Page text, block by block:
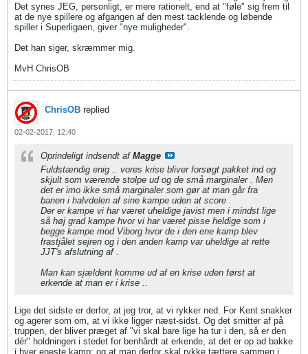
Det synes JEG, personligt, er mere rationelt, end at "føle" sig frem til
at de nye spillere og afgangen af den mest tacklende og løbende
spiller i Superligaen, giver "nye muligheder".
Det han siger, skræmmer mig.
MvH ChrisOB
ChrisOB replied
02-02-2017, 12:40
Oprindeligt indsendt af Magge
Fuldstændig enig .. vores krise bliver forsøgt pakket ind og
skjult som værende stolpe ud og de små marginaler . Men
det er imo ikke små marginaler som gør at man går fra
banen i halvdelen af sine kampe uden at score .
Der er kampe vi har været uheldige javist men i mindst lige
så høj grad kampe hvor vi har været pisse heldige som i
begge kampe mod Viborg hvor de i den ene kamp blev
frastjålet sejren og i den anden kamp var uheldige at rette
JJT's afslutning af .
Man kan sjældent komme ud af en krise uden først at
erkende at man er i krise ..
Lige det sidste er derfor, at jeg tror, at vi rykker ned. For Kent snakker
og agerer som om, at vi ikke ligger næst-sidst. Og det smitter af på
truppen, der bliver præget af "vi skal bare lige ha tur i den, så er den
dér" holdningen i stedet for benhårdt at erkende, at det er op ad bakke
i hver eneste kamp; og at man derfor skal rykke tættere sammen i